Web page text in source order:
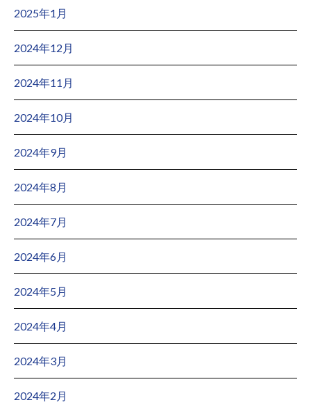
2025年1月
2024年12月
2024年11月
2024年10月
2024年9月
2024年8月
2024年7月
2024年6月
2024年5月
2024年4月
2024年3月
2024年2月